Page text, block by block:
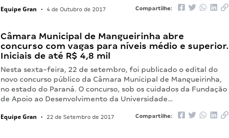
Equipe Gran • 4 de Outubro de 2017 Compartilhe:
Câmara Municipal de Mangueirinha abre
concurso com vagas para níveis médio e superior.
Iniciais de até R$ 4,8 mil
Nesta sexta-feira, 22 de setembro, foi publicado o edital do
novo concurso público da Câmara Municipal de Mangueirinha,
no estado do Paraná. O concurso, sob os cuidados da Fundação
de Apoio ao Desenvolvimento da Universidade…
Equipe Gran • 22 de Setembro de 2017 Compartilhe: